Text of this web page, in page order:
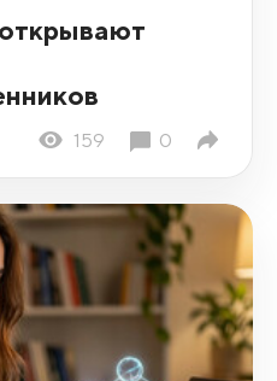
159 0